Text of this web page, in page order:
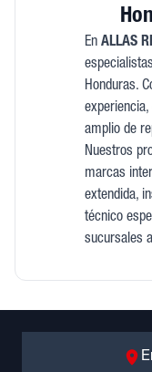
En ALLAS
Honduras.
amplio de
Nuestros
marcas
extendida,
técnico
sucursales